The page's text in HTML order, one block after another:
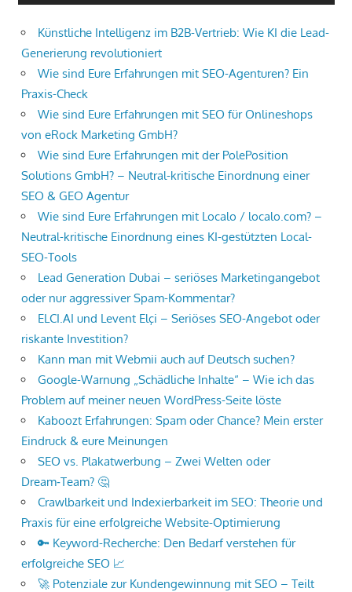
Künstliche Intelligenz im B2B-Vertrieb: Wie KI die Lead-
Generierung revolutioniert
Wie sind Eure Erfahrungen mit SEO-Agenturen? Ein
Praxis-Check
Wie sind Eure Erfahrungen mit SEO für Onlineshops
von eRock Marketing GmbH?
Wie sind Eure Erfahrungen mit der PolePosition
Solutions GmbH? – Neutral-kritische Einordnung einer
SEO & GEO Agentur
Wie sind Eure Erfahrungen mit Localo / localo.com? –
Neutral-kritische Einordnung eines KI-gestützten Local-
SEO-Tools
Lead Generation Dubai – seriöses Marketingangebot
oder nur aggressiver Spam-Kommentar?
ELCI.AI und Levent Elçi – Seriöses SEO-Angebot oder
riskante Investition?
Kann man mit Webmii auch auf Deutsch suchen?
Google-Warnung „Schädliche Inhalte“ – Wie ich das
Problem auf meiner neuen WordPress-Seite löste
Kaboozt Erfahrungen: Spam oder Chance? Mein erster
Eindruck & eure Meinungen
SEO vs. Plakatwerbung – Zwei Welten oder
Dream‑Team? 🤔
Crawlbarkeit und Indexierbarkeit im SEO: Theorie und
Praxis für eine erfolgreiche Website-Optimierung
🔑 Keyword-Recherche: Den Bedarf verstehen für
erfolgreiche SEO 📈
🚀 Potenziale zur Kundengewinnung mit SEO – Teilt